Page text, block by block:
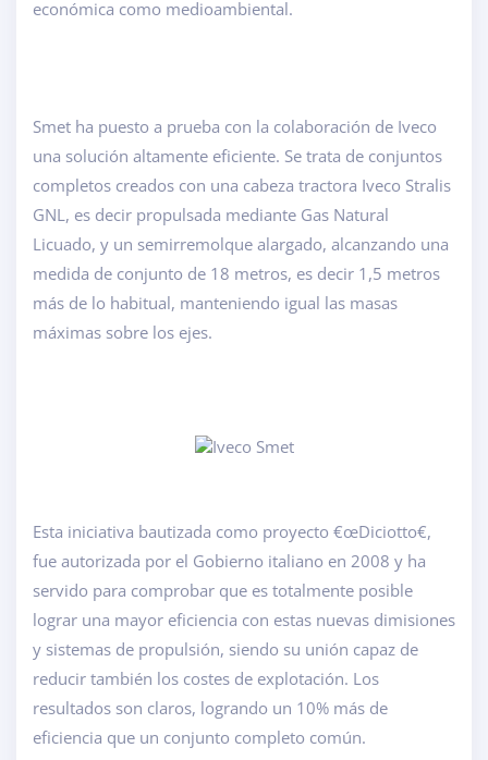
económica como medioambiental.
Smet ha puesto a prueba con la colaboración de Iveco
una solución altamente eficiente. Se trata de conjuntos
completos creados con una cabeza tractora Iveco Stralis
GNL, es decir propulsada mediante Gas Natural
Licuado, y un semirremolque alargado, alcanzando una
medida de conjunto de 18 metros, es decir 1,5 metros
más de lo habitual, manteniendo igual las masas
máximas sobre los ejes.
Esta iniciativa bautizada como proyecto €œDiciotto€,
fue autorizada por el Gobierno italiano en 2008 y ha
servido para comprobar que es totalmente posible
lograr una mayor eficiencia con estas nuevas dimisiones
y sistemas de propulsión, siendo su unión capaz de
reducir también los costes de explotación. Los
resultados son claros, logrando un 10% más de
eficiencia que un conjunto completo común.